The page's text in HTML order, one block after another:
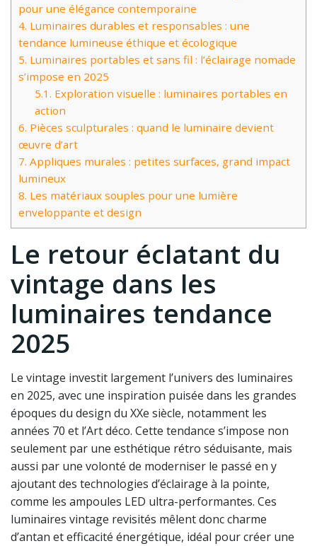
pour une élégance contemporaine
4. Luminaires durables et responsables : une
tendance lumineuse éthique et écologique
5. Luminaires portables et sans fil : l’éclairage nomade
s’impose en 2025
5.1. Exploration visuelle : luminaires portables en
action
6. Pièces sculpturales : quand le luminaire devient
œuvre d’art
7. Appliques murales : petites surfaces, grand impact
lumineux
8. Les matériaux souples pour une lumière
enveloppante et design
Le retour éclatant du
vintage dans les
luminaires tendance
2025
Le vintage investit largement l’univers des luminaires
en 2025, avec une inspiration puisée dans les grandes
époques du design du XXe siècle, notamment les
années 70 et l’Art déco. Cette tendance s’impose non
seulement par une esthétique rétro séduisante, mais
aussi par une volonté de moderniser le passé en y
ajoutant des technologies d’éclairage à la pointe,
comme les ampoules LED ultra-performantes. Ces
luminaires vintage revisités mêlent donc charme
d’antan et efficacité énergétique, idéal pour créer une